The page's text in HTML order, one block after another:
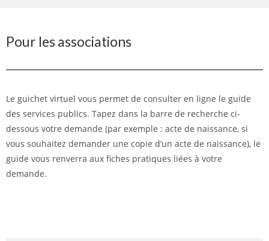
Pour les associations
Le guichet virtuel vous permet de consulter en ligne le guide
des services publics. Tapez dans la barre de recherche ci-
dessous votre demande (par exemple : acte de naissance, si
vous souhaitez demander une copie d’un acte de naissance), le
guide vous renverra aux fiches pratiques liées à votre
demande.